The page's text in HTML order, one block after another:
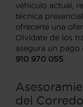
vehículo actual,
técnica
ofrecerte una
Olvídate de los
asegura un pago
910 970 055
del